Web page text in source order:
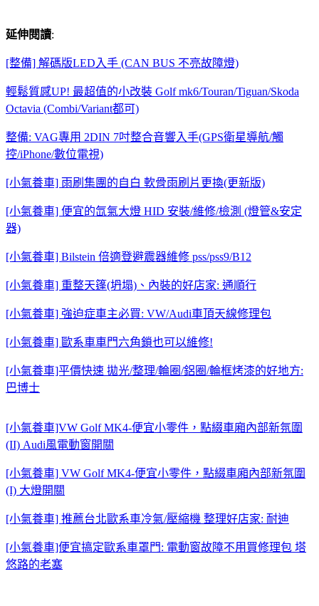
延伸閱讀:
[整備] 解碼版LED入手 (CAN BUS 不亮故障燈)
輕鬆質感UP! 最超值的小改裝 Golf mk6/Touran/Tiguan/Skoda
Octavia (Combi/Variant都可)
整備: VAG專用 2DIN 7吋整合音響入手(GPS衛星導航/觸
控/iPhone/數位電視)
[小氣養車] 雨刷集團的自白 軟骨雨刷片更換(更新版)
[小氣養車] 便宜的氙氣大燈 HID 安裝/維修/檢測 (燈管&安定
器)
[小氣養車] Bilstein 倍適登避震器維修 pss/pss9/B12
[小氣養車] 重整天篷(坍塌)、內裝的好店家: 通順行
[小氣養車] 強迫症車主必買: VW/Audi車頂天線修理包
[小氣養車] 歐系車車門六角鎖也可以維修!
[小氣養車]平價快速 拋光/整理/輪圈/鋁圈/輪框烤漆的好地方:
巴博士
[小氣養車]VW Golf MK4-便宜小零件，點綴車廂內部新氛圍
(II) Audi風電動窗開關
[小氣養車] VW Golf MK4-便宜小零件，點綴車廂內部新氛圍
(I) 大燈開關
[小氣養車] 推薦台北歐系車冷氣/壓縮機 整理好店家: 耐迪
[小氣養車]便宜搞定歐系車罩門: 電動窗故障不用買修理包 塔
悠路的老塞